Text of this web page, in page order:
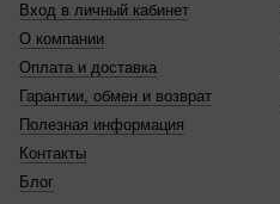
бойлеры косвенного нагрева
Вход в личный кабинет
О компании
Оплата и доставка
Гарантии, обмен и возврат
Полезная информация
Контакты
Блог